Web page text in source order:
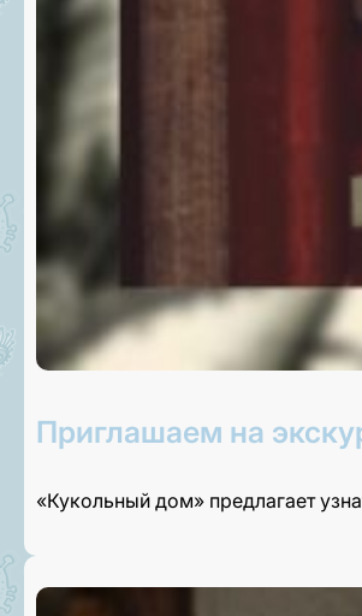
Приглашаем на
«Кукольный дом» предлагает